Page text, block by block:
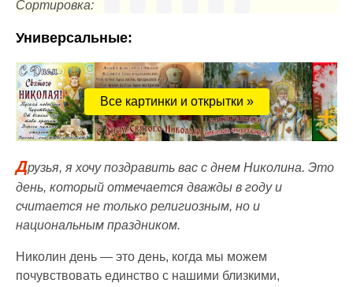
Сортировка:
Универсальные:
Все картинки и открытки »
Друзья, я хочу поздравить вас с днем Николина. Это
день, который отмечается дважды в году и
считается не только религиозным, но и
национальным праздником.
Николин день — это день, когда мы можем
почувствовать единство с нашими близкими,